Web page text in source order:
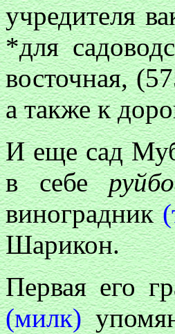
учредителя
*для
восточная,
а также к
И еще сад
в себе
виноградник
Шарикон.
Первая его
(милк)